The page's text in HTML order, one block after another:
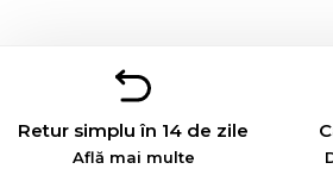
Retur simplu în 14 de zile
Află mai multe